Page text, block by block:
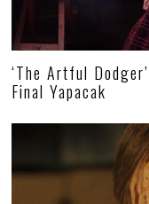
‘The Artful
Final Yapacak